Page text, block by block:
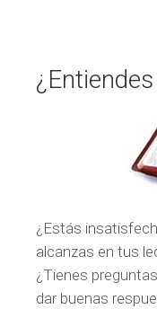
¿Estás
alcanzas en tus
¿Tienes
dar buenas